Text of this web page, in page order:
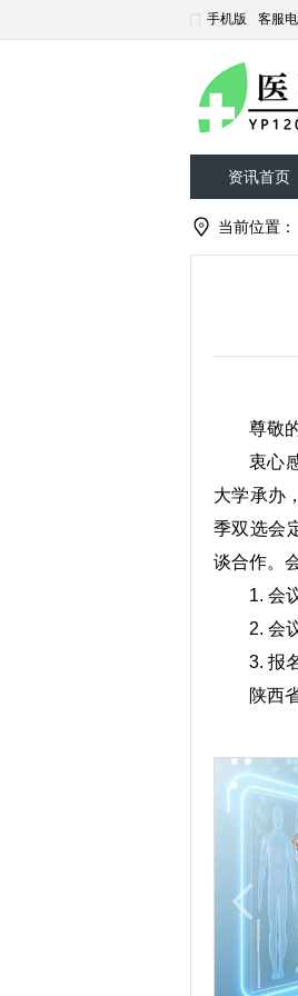
手机版 客服
资讯首页
当前位置：
尊敬
衷心
大学承办
季双选会
谈合作。
1. 会
2. 会
3. 报
陕西